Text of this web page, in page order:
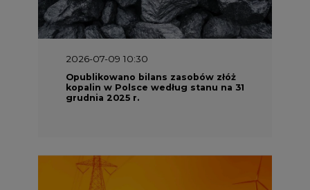
2026-07-09 10:30
Opublikowano bilans zasobów złóż
kopalin w Polsce według stanu na 31
grudnia 2025 r.